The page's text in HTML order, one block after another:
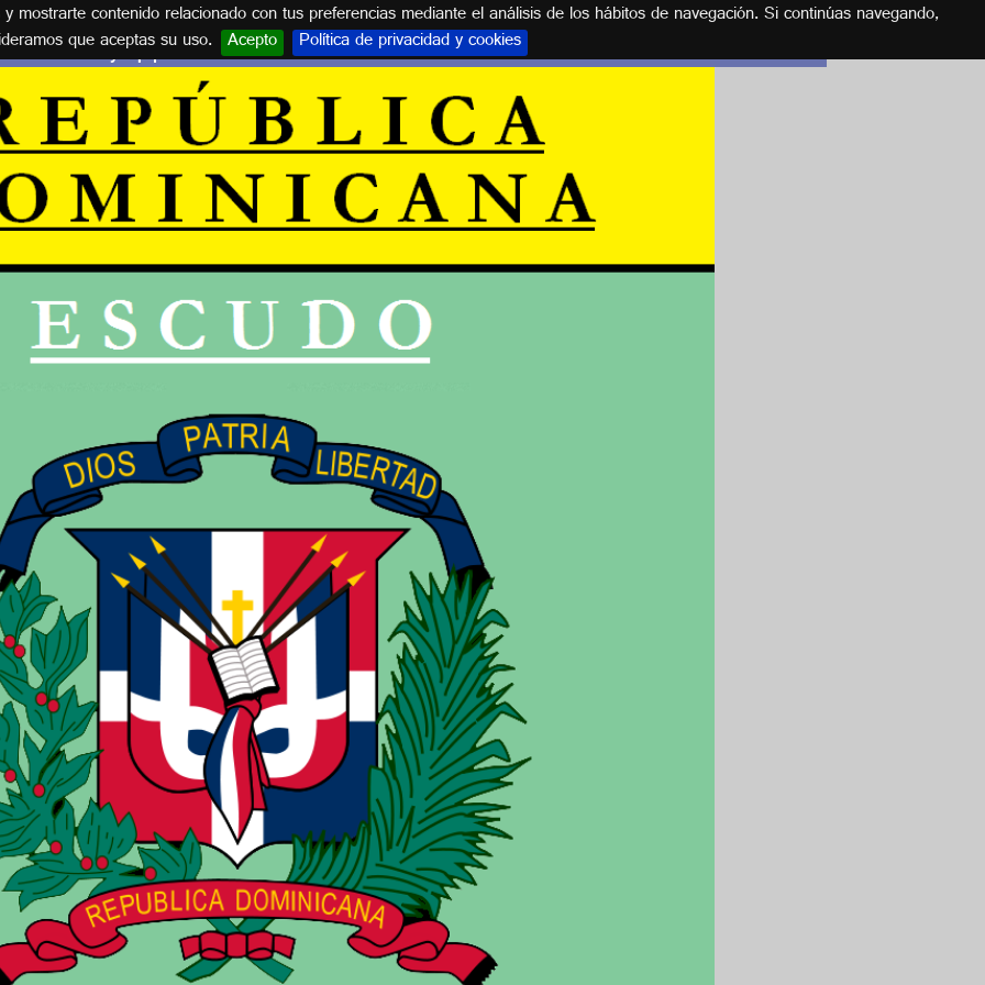
mostrarte contenido relacionado con tus preferencias mediante el análisis de los hábitos de navegación. Si continúas navegando,
que aceptas su uso. Acepto Política de privacidad y cookies
Escudos y equipaciones de REPÚBLICA DOMINICANA